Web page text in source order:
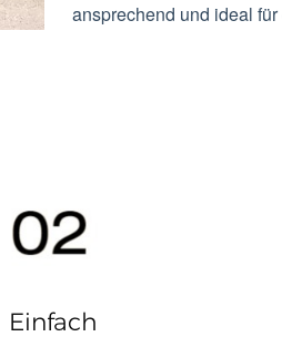
ansprechend und ideal
Einfach